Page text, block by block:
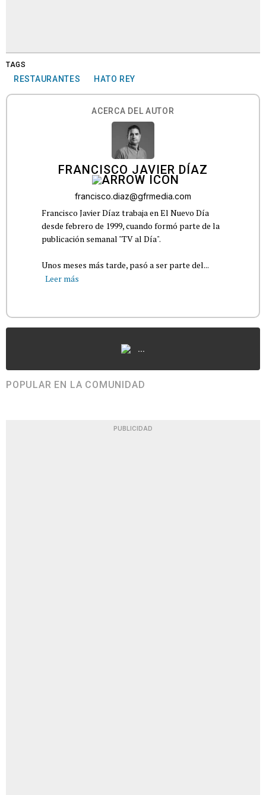
TAGS
RESTAURANTES HATO REY
ACERCA DEL AUTOR
FRANCISCO JAVIER DÍAZ
francisco.diaz@gfrmedia.com
Francisco Javier Díaz trabaja en El Nuevo Día
desde febrero de 1999, cuando formó parte de la
publicación semanal "TV al Día".
Unos meses más tarde, pasó a ser parte del...
Leer más
...
POPULAR EN LA COMUNIDAD
PUBLICIDAD